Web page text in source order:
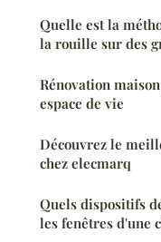
Quelle est la
la rouille sur des
Rénovation
espace de vie
Découvrez le
chez elecmarq
Quels dispositifs
les fenêtres d'une